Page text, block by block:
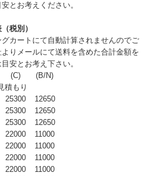
とお考えください。
税別）
カートにて自動計算されませんのでご
りメールにて送料を含めた合計金額を
安とお考え下さい。
(C)
(B/N)
積もり
25300
12650
25300
12650
25300
12650
22000
11000
22000
11000
22000
11000
22000
11000